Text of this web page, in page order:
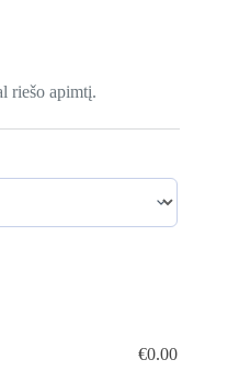
riešo apimtį.
€0.00